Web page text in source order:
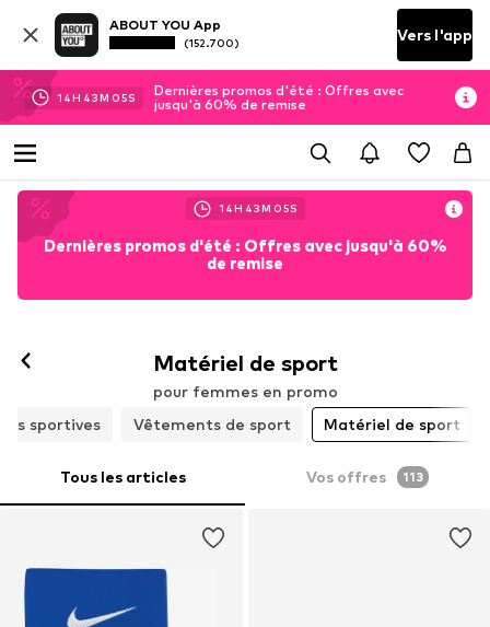
ABOUT YOU App
(152.700) Vers l'app
14H 43M 04S
Dernières promos d'été : Offres avec
jusqu'à 60% de remise
14H 43M 04S
Dernières promos d'été : Offres avec jusqu'à 60%
de remise
Matériel de sport
pour femmes en promo
sportives
Vêtements de sport Matériel de sport
Tous les articles Vos offres 113